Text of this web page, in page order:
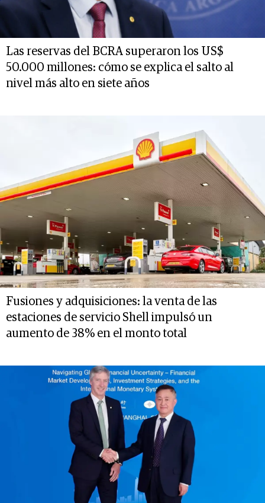
Las reservas del BCRA superaron los US$
50.000 millones: cómo se explica el salto al
nivel más alto en siete años
Fusiones y adquisiciones: la venta de las
estaciones de servicio Shell impulsó un
aumento de 38% en el monto total